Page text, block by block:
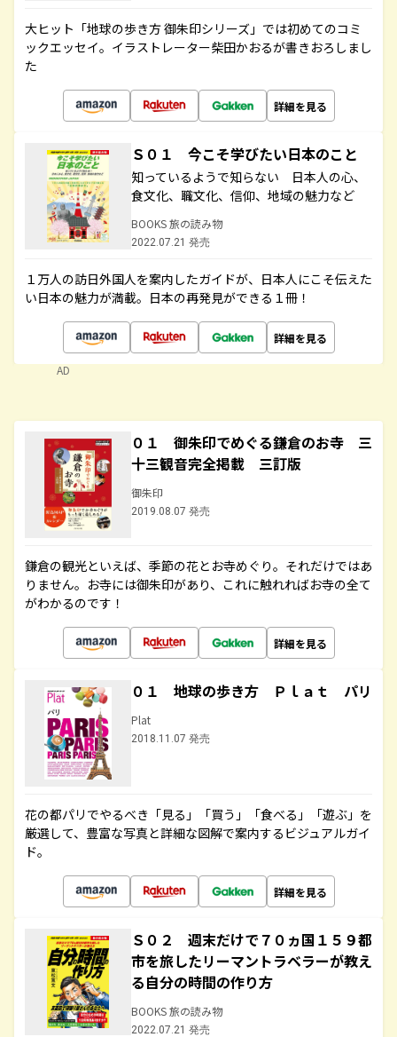
大ヒット「地球の歩き方 御朱印シリーズ」では初めてのコミ
ックエッセイ。イラストレーター柴田かおるが書きおろしまし
た
詳細を見る
Ｓ０１ 今こそ学びたい日本のこと
知っているようで知らない 日本人の心、
食文化、職文化、信仰、地域の魅力など
BOOKS 旅の読み物
2022.07.21 発売
１万人の訪日外国人を案内したガイドが、日本人にこそ伝えた
い日本の魅力が満載。日本の再発見ができる１冊！
詳細を見る
AD
０１ 御朱印でめぐる鎌倉のお寺 三
十三観音完全掲載 三訂版
御朱印
2019.08.07 発売
鎌倉の観光といえば、季節の花とお寺めぐり。それだけではあ
りません。お寺には御朱印があり、これに触れればお寺の全て
がわかるのです！
詳細を見る
０１ 地球の歩き方 Ｐｌａｔ パリ
Plat
2018.11.07 発売
花の都パリでやるべき「見る」「買う」「食べる」「遊ぶ」を
厳選して、豊富な写真と詳細な図解で案内するビジュアルガイ
ド。
詳細を見る
Ｓ０２ 週末だけで７０ヵ国１５９都
市を旅したリーマントラベラーが教え
る自分の時間の作り方
BOOKS 旅の読み物
2022.07.21 発売